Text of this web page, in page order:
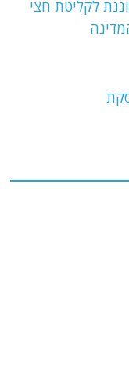
לקליטת חצי